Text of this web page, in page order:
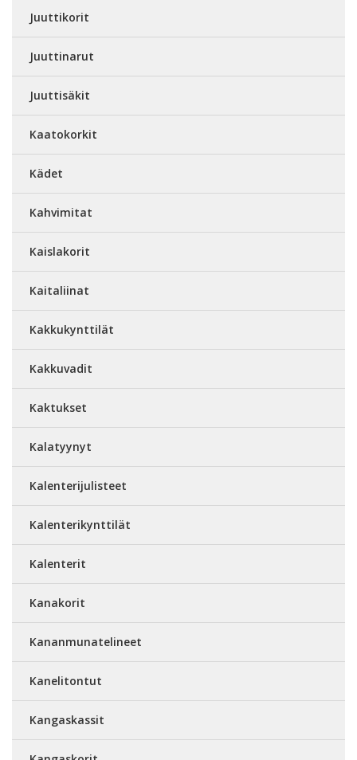
Juuttikorit
Juuttinarut
Juuttisäkit
Kaatokorkit
Kädet
Kahvimitat
Kaislakorit
Kaitaliinat
Kakkukynttilät
Kakkuvadit
Kaktukset
Kalatyynyt
Kalenterijulisteet
Kalenterikynttilät
Kalenterit
Kanakorit
Kananmunatelineet
Kanelitontut
Kangaskassit